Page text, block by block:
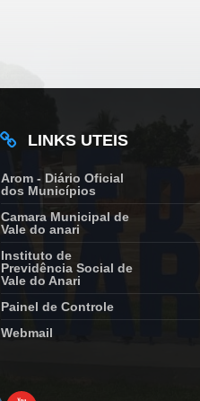
LINKS UTEIS
Arom - Diário Oficial
dos Municípios
Camara Municipal de
Vale do anari
Instituto de
Previdência Social de
Vale do Anari
Painel de Controle
Webmail